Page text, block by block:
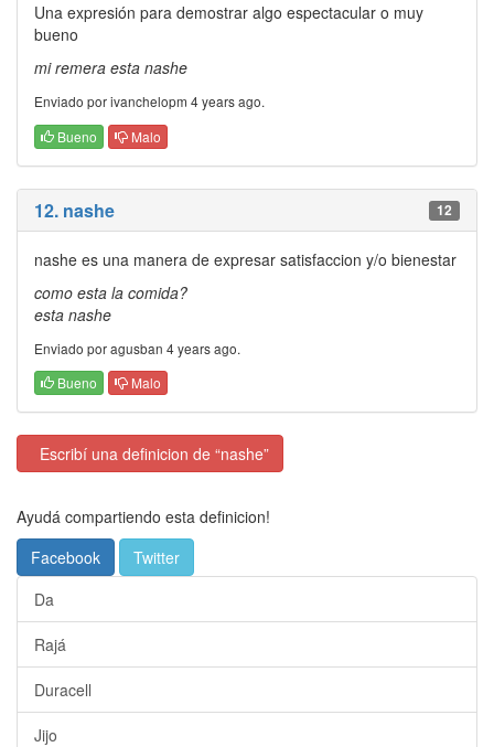
Una expresión para demostrar algo espectacular o muy
bueno
mi remera esta nashe
Enviado por ivanchelopm 4 years ago.
Bueno
Malo
12. nashe 12
nashe es una manera de expresar satisfaccion y/o bienestar
como esta la comida?
esta nashe
Enviado por agusban 4 years ago.
Bueno
Malo
Escribí una definicion de “nashe”
Ayudá compartiendo esta definicion!
Facebook
Twitter
Da
Rajá
Duracell
Jijo